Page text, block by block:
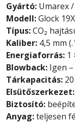
Gyártó: Umarex
Modell:Glock
Típus:CO₂
Kaliber: 4,5 mm
Energiaforrás: 1
Blowback: Igen
Tárkapacitás:
Elsütőszerkezet:
Biztosító:
Anyag:teljesen